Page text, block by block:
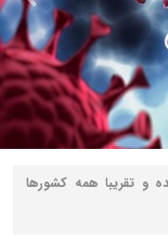
و تقریبا همه کشورها